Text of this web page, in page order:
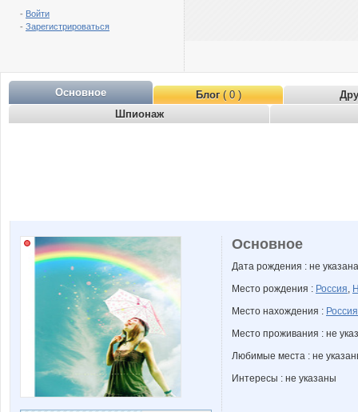
- Войти
- Зарегистрироваться
Основное Блог( 0 )
Шпионаж
Основное
Дата рождения : не указана
Место рождения : Россия,
Место нахождения : Россия
Место проживания : не
Любимые места : не
Интересы : не указаны